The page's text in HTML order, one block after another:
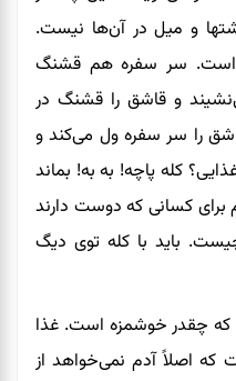
و میل در آن‌ها نیست.
است. سر سفره هم قشنگ
و قاشق را قشنگ در
را سر سفره ول می‌کند و
کله پاچه! به به! بماند
برای کسانی که دوست دارند
باید با کله توی دیگ
که چقدر خوشمزه‌ است. غذا
اصلاً آدم نمی‌خواهد از